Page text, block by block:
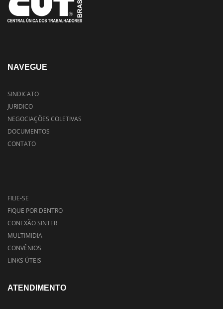
NAVEGUE
SINDICATO
JURIDICO
NEGOCIAÇÕES COLETIVAS
DOCUMENTOS
CONTATO
FILIE-SE
FIQUE POR DENTRO
CONEXÃO SINTER
MULTIMIDIA
CONVÊNIOS
LINKS ÚTEIS
ATENDIMENTO